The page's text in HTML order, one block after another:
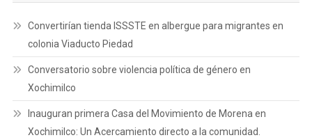
Convertirían tienda ISSSTE en albergue para migrantes en
colonia Viaducto Piedad
Conversatorio sobre violencia política de género en
Xochimilco
Inauguran primera Casa del Movimiento de Morena en
Xochimilco: Un Acercamiento directo a la comunidad.